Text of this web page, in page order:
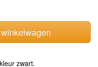
zwart.